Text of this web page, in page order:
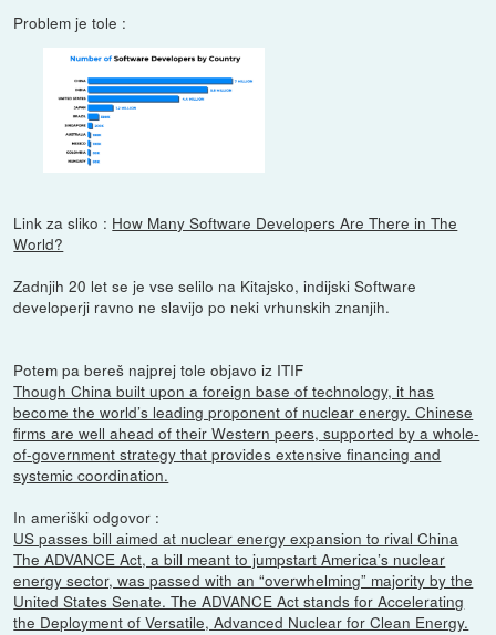
Problem je tole :
Link za sliko : How Many Software Developers Are There in The
World?
Zadnjih 20 let se je vse selilo na Kitajsko, indijski Software
developerji ravno ne slavijo po neki vrhunskih znanjih.
Potem pa bereš najprej tole objavo iz ITIF
Though China built upon a foreign base of technology, it has
become the world’s leading proponent of nuclear energy. Chinese
firms are well ahead of their Western peers, supported by a whole-
of-government strategy that provides extensive financing and
systemic coordination.
In ameriški odgovor :
US passes bill aimed at nuclear energy expansion to rival China
The ADVANCE Act, a bill meant to jumpstart America’s nuclear
energy sector, was passed with an “overwhelming” majority by the
United States Senate. The ADVANCE Act stands for Accelerating
the Deployment of Versatile, Advanced Nuclear for Clean Energy.